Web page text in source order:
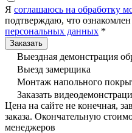
Я соглашаюсь на обработку
подтверждаю, что ознакомлен
персональных данных *
Выездная демонстрация
Выезд замерщика
Монтаж напольного
Заказать
Цена на сайте не конечная,
заказа. Окончательную
менеджеров